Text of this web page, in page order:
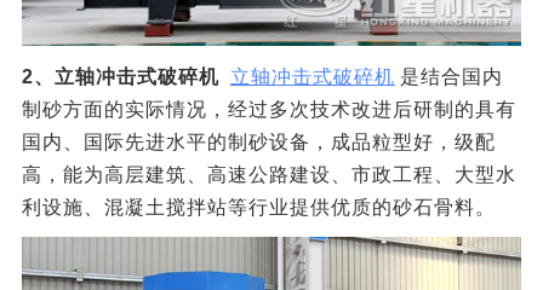
2、立轴冲击式破碎机 立轴冲击式破碎机 是结合国内
制砂方面的实际情况，经过多次技术改进后研制的具有
国内、国际先进水平的制砂设备，成品粒型好，级配
高，能为高层建筑、高速公路建设、市政工程、大型水
利设施、混凝土搅拌站等行业提供优质的砂石骨料。